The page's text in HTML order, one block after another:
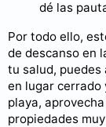
dé las
Por todo ello,
de descanso en
tu salud,
en lugar cerrado
playa,
propiedades